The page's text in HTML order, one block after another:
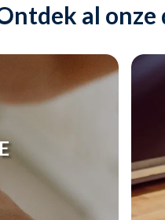
al onze